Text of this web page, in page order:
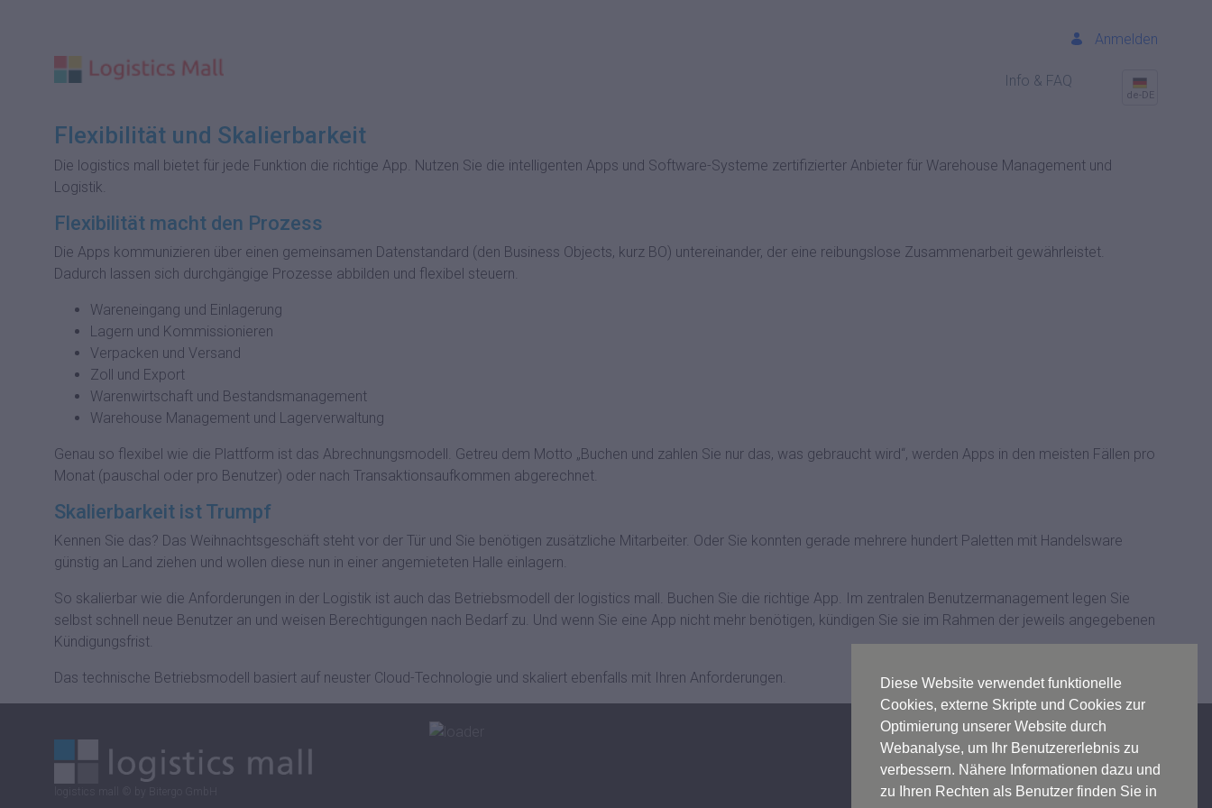
Diese Website verwendet funktionelle
Cookies, externe Skripte und Cookies zur
Optimierung unserer Website durch
Webanalyse, um Ihr Benutzererlebnis zu
verbessern. Nähere Informationen dazu und
zu Ihren Rechten als Benutzer finden Sie in
Anmelden
Info & FAQ
de-DE
Flexibilität und Skalierbarkeit
Die logistics mall bietet für jede Funktion die richtige App. Nutzen Sie die intelligenten Apps und Software-Systeme zertifizierter Anbieter für Warehouse Management und
Logistik.
Flexibilität macht den Prozess
Die Apps kommunizieren über einen gemeinsamen Datenstandard (den Business Objects, kurz BO) untereinander, der eine reibungslose Zusammenarbeit gewährleistet.
Dadurch lassen sich durchgängige Prozesse abbilden und flexibel steuern.
Wareneingang und Einlagerung
Lagern und Kommissionieren
Verpacken und Versand
Zoll und Export
Warenwirtschaft und Bestandsmanagement
Warehouse Management und Lagerverwaltung
Genau so flexibel wie die Plattform ist das Abrechnungsmodell. Getreu dem Motto „Buchen und zahlen Sie nur das, was gebraucht wird“, werden Apps in den meisten Fällen pro
Monat (pauschal oder pro Benutzer) oder nach Transaktionsaufkommen abgerechnet.
Skalierbarkeit ist Trumpf
Kennen Sie das? Das Weihnachtsgeschäft steht vor der Tür und Sie benötigen zusätzliche Mitarbeiter. Oder Sie konnten gerade mehrere hundert Paletten mit Handelsware
günstig an Land ziehen und wollen diese nun in einer angemieteten Halle einlagern.
So skalierbar wie die Anforderungen in der Logistik ist auch das Betriebsmodell der logistics mall. Buchen Sie die richtige App. Im zentralen Benutzermanagement legen Sie
selbst schnell neue Benutzer an und weisen Berechtigungen nach Bedarf zu. Und wenn Sie eine App nicht mehr benötigen, kündigen Sie sie im Rahmen der jeweils angegebenen
Kündigungsfrist.
Das technische Betriebsmodell basiert auf neuster Cloud-Technologie und skaliert ebenfalls mit Ihren Anforderungen.
Kontakt
Impressum